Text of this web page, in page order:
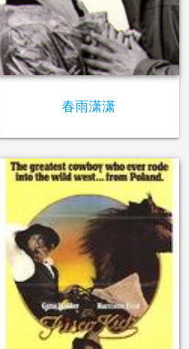
春雨潇潇